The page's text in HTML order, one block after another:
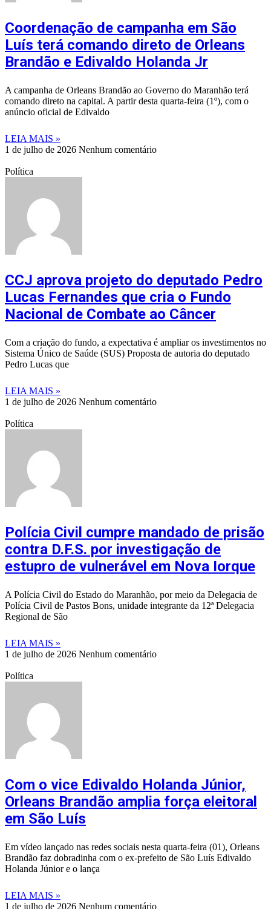
Coordenação de campanha em São
Luís terá comando direto de Orleans
Brandão e Edivaldo Holanda Jr
A campanha de Orleans Brandão ao Governo do Maranhão terá
comando direto na capital. A partir desta quarta-feira (1º), com o
anúncio oficial de Edivaldo
LEIA MAIS »
1 de julho de 2026 Nenhum comentário
Política
CCJ aprova projeto do deputado Pedro
Lucas Fernandes que cria o Fundo
Nacional de Combate ao Câncer
Com a criação do fundo, a expectativa é ampliar os investimentos no
Sistema Único de Saúde (SUS) Proposta de autoria do deputado
Pedro Lucas que
LEIA MAIS »
1 de julho de 2026 Nenhum comentário
Política
Polícia Civil cumpre mandado de prisão
contra D.F.S. por investigação de
estupro de vulnerável em Nova Iorque
A Polícia Civil do Estado do Maranhão, por meio da Delegacia de
Polícia Civil de Pastos Bons, unidade integrante da 12ª Delegacia
Regional de São
LEIA MAIS »
1 de julho de 2026 Nenhum comentário
Política
Com o vice Edivaldo Holanda Júnior,
Orleans Brandão amplia força eleitoral
em São Luís
Em vídeo lançado nas redes sociais nesta quarta-feira (01), Orleans
Brandão faz dobradinha com o ex-prefeito de São Luís Edivaldo
Holanda Júnior e o lança
LEIA MAIS »
1 de julho de 2026 Nenhum comentário